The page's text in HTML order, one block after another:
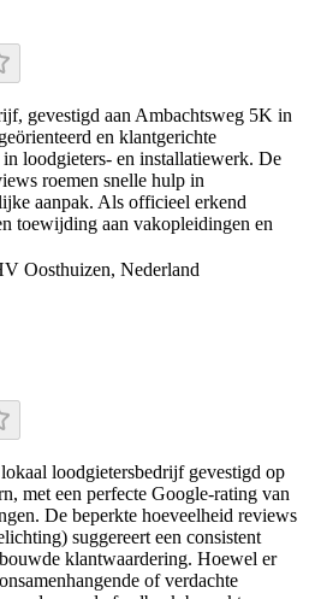
gevestigd aan Ambachtsweg 5K in
en klantgerichte
loodgieters- en installatiewerk. De
roemen snelle hulp in
aanpak. Als officieel erkend
toewijding aan vakopleidingen en
Oosthuizen, Nederland
loodgietersbedrijf gevestigd op
met een perfecte Google‑rating van
De beperkte hoeveelheid reviews
suggereert een consistent
klantwaardering. Hoewel er
of verdachte